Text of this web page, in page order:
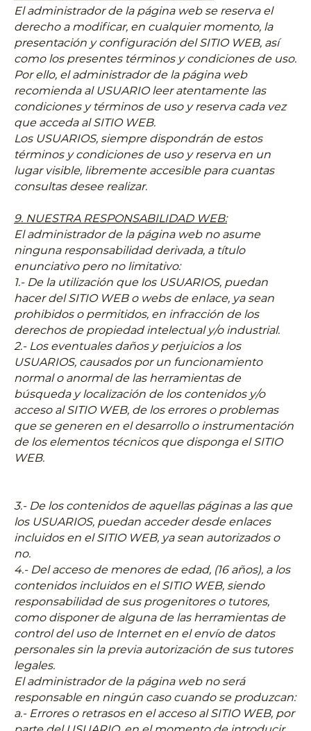
El administrador de la página web se reserva el
derecho a modificar, en cualquier momento, la
presentación y configuración del SITIO WEB, así
como los presentes términos y condiciones de uso.
Por ello, el administrador de la página web
recomienda al USUARIO leer atentamente las
condiciones y términos de uso y reserva cada vez
que acceda al SITIO WEB.
Los USUARIOS, siempre dispondrán de estos
términos y condiciones de uso y reserva en un
lugar visible, libremente accesible para cuantas
consultas desee realizar.
9. NUESTRA RESPONSABILIDAD WEB:
El administrador de la página web no asume
ninguna responsabilidad derivada, a título
enunciativo pero no limitativo:
1.- De la utilización que los USUARIOS, puedan
hacer del SITIO WEB o webs de enlace, ya sean
prohibidos o permitidos, en infracción de los
derechos de propiedad intelectual y/o industrial.
2.- Los eventuales daños y perjuicios a los
USUARIOS, causados ​​por un funcionamiento
normal o anormal de las herramientas de
búsqueda y localización de los contenidos y/o
acceso al SITIO WEB, de los errores o problemas
que se generen en el desarrollo o instrumentación
de los elementos técnicos que disponga el SITIO
WEB.
3.- De los contenidos de aquellas páginas a las que
los USUARIOS, puedan acceder desde enlaces
incluidos en el SITIO WEB, ya sean autorizados o
no.
4.- Del acceso de menores de edad, (16 años), a los
contenidos incluidos en el SITIO WEB, siendo
responsabilidad de sus progenitores o tutores,
como disponer de alguna de las herramientas de
control del uso de Internet en el envío de datos
personales sin la previa autorización de sus tutores
legales.
El administrador de la página web no será
responsable en ningún caso cuando se produzcan:
a.- Errores o retrasos en el acceso al SITIO WEB, por